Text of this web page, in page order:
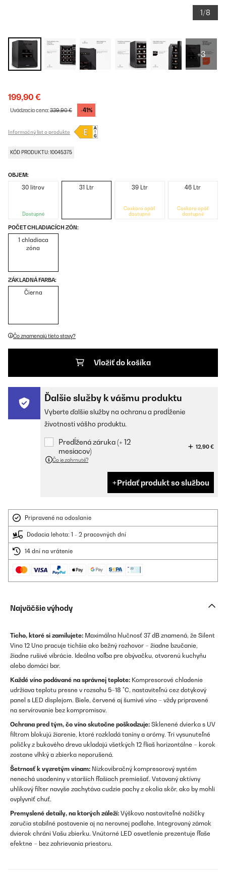
1/8
+3
199,90 €
Uvádzacia cena:339,90 € -41%
Informačný list o produkte
KÓD PRODUKTU: 10045375
OBJEM:
30 litrov
Dostupné
31 Ltr 39 Ltr
Čoskoro opäť
dostupné
46 Ltr
Čoskoro opäť
dostupné
POČET CHLADIACÍCH ZÓN:
1 chladiaca
zóna
ZÁKLADNÁ FARBA:
Čierna
Čo znamenajú tieto stavy?
Vložiť do košíka
Ďalšie služby k vášmu produktu
Vyberte ďalšie služby na ochranu a predĺženie
životnosti vášho produktu.
Predĺžená záruka (+ 12
mesiacov)
12,90 €
Čo je zahrnuté?
Pridať produkt so službou
Pripravené na odoslanie
Dodacia lehota: 1 - 2 pracovných dní
14 dní na vrátenie
Najväčšie výhody
Ticho, ktoré si zamilujete: Maximálna hlučnosť 37 dB znamená, že Silent
Vino 12 Uno pracuje tichšie ako bežný rozhovor – žiadne bzučanie,
žiadne rušivé vibrácie. Ideálna voľba pre obývačku, otvorenú kuchyňu
alebo domáci bar.
Každé víno podávané na správnej teplote: Kompresorové chladenie
udržiava teplotu presne v rozsahu 5–18 °C, nastaviteľnú cez dotykový
panel s LED displejom. Biele, červené aj šumivé víno – vždy pripravené
na servírovanie bez kompromisov.
Ochrana pred tým, čo víno skutočne poškodzuje: Sklenené dvierka s UV
filtrom blokujú žiarenie, ktoré rozkladá taníny a arómy. Tri vysunuteľné
poličky z bukového dreva ukladajú všetkých 12 fliaš horizontálne – korok
zostane vlhký a zbierka neporušená.
Šetrnosť k vyzretým vínam: Nízkovibračný kompresorový systém
nenechá usadeniny v starších fľašiach premiešať. Vstavaný aktívny
uhlíkový filter navyše zachytáva cudzie pachy z okolia skôr, ako by mohli
ovplyvniť chuť.
Premyslené detaily, na ktorých záleží: Výškovo nastaviteľné nožičky
zaručia stabilné postavenie aj na nerovnej podlahe. Integrovaný zámok
dvierok chráni Vašu zbierku. Vnútorné LED osvetlenie prezentuje fľaše
efektne – bez zahrievania priestoru.